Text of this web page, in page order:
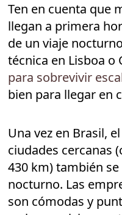
Ten en cuenta que
llegan a primera
de un viaje
técnica en Lisboa o
para sobrevivir
bien para llegar en
Una vez en Brasil,
ciudades cercanas
430 km) también
nocturno. Las
son cómodas y